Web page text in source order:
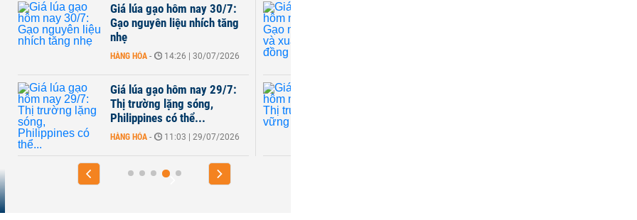
Giá lúa gạo hôm nay 30/7:
Gạo nguyên liệu nhích tăng
nhẹ
HÀNG HÓA - 14:26 | 30/07/2026
Giá lúa gạo hôm nay 29/7:
Thị trường lặng sóng,
Philippines có thể...
HÀNG HÓA - 11:03 | 29/07/2026